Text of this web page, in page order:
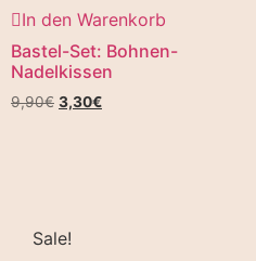
In den Warenkorb
Bastel-Set: Bohnen-
Nadelkissen
9,90€ 3,30€
Sale!